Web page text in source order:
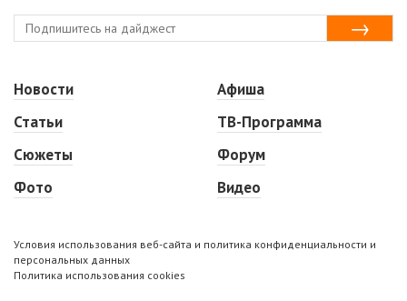
Новости
Статьи
Сюжеты
Фото
Афиша
ТВ-Программа
Форум
Видео
Условия использования веб-сайта и политика конфиденциальности и
персональных данных
Политика использования cookies